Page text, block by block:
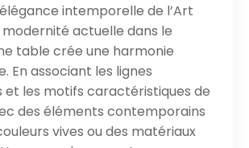
intemporelle de l’Art
actuelle dans le
table crée une harmonie
En associant les lignes
et les motifs caractéristiques de
des éléments contemporains
vives ou des matériaux